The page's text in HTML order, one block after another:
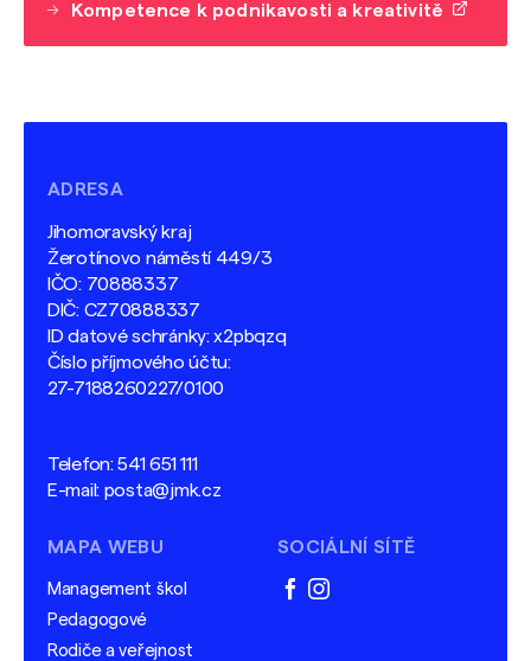
Kompetence k podnikavosti a kreativitě
ADRESA
Jihomoravský kraj
Žerotínovo náměstí 449/3
IČO: 70888337
DIČ: CZ70888337
ID datové schránky: x2pbqzq
Číslo příjmového účtu:
27-7188260227/0100
Telefon:541 651 111
E-mail: posta@jmk.cz
MAPA WEBU
Management škol
Pedagogové
Rodiče a veřejnost
SOCIÁLNÍ SÍTĚ
facebook
instagram